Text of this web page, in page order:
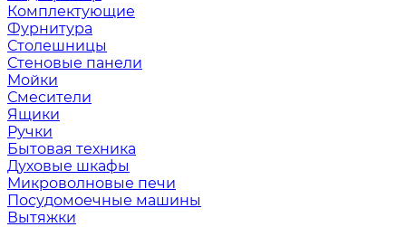
Комплектующие
Фурнитура
Столешницы
Стеновые панели
Мойки
Смесители
Ящики
Ручки
Бытовая техника
Духовые шкафы
Микроволновые печи
Посудомоечные машины
Вытяжки